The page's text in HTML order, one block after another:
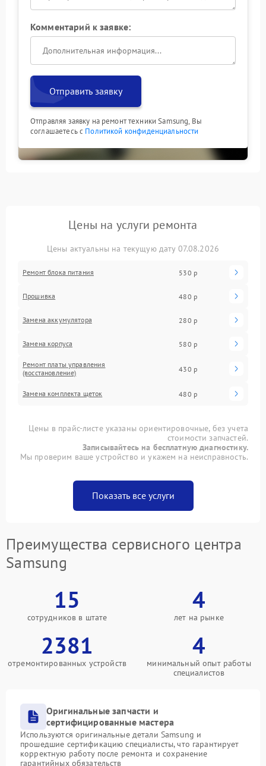
Комментарий к заявке:
Отправить заявку
Отправляя заявку на ремонт техники Samsung, Вы
соглашаетесь с Политикой конфиденциальности
Цены на услуги ремонта
Цены актуальны на текущую дату 07.08.2026
Ремонт блока питания 530 р
Прошивка 480 р
Замена аккумулятора 280 р
Замена корпуса 580 р
Ремонт платы управления
(восстановление)
430 р
Замена комплекта щеток 480 р
Цены в прайс-листе указаны ориентировочные, без учета
стоимости запчастей.
Записывайтесь на бесплатную диагностику.
Мы проверим ваше устройство и укажем на неисправность.
Показать все услуги
Преимущества сервисного центра
Samsung
15
сотрудников в штате
4
лет на рынке
2381
отремонтированных устройств
4
минимальный опыт работы
специалистов
Оригинальные запчасти и
сертифицированные мастера
Используются оригинальные детали Samsung и
прошедшие сертификацию специалисты, что гарантирует
корректную работу после ремонта и сохранение
гарантийных обязательств